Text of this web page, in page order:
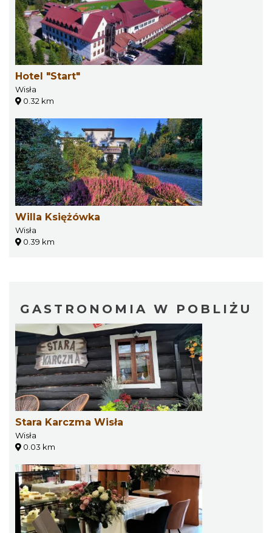
Hotel "Start"
Wisła
0.32 km
Willa Księżówka
Wisła
0.39 km
GASTRONOMIA W POBLIŻU
Stara Karczma Wisła
Wisła
0.03 km